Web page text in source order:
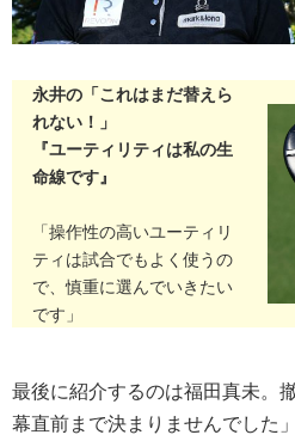
永井の「これはまだ替えら
れない！」
『ユーティリティは私の生
命線です』
「操作性の高いユーティリ
ティは試合でもよく使うの
で、慎重に選んでいきたい
です」
最後に紹介するのは福田真未。
幕直前まで決まりませんでした」